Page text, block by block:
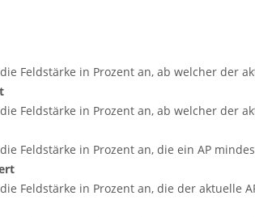
Feldstärke in Prozent an, ab welcher der
Feldstärke in Prozent an, ab welcher der
Feldstärke in Prozent an, die ein AP
Feldstärke in Prozent an, die der